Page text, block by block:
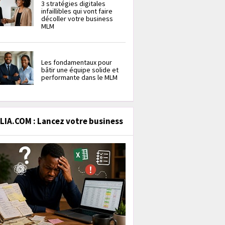
3 stratégies digitales
infaillibles qui vont faire
décoller votre business
MLM
Les fondamentaux pour
bâtir une équipe solide et
performante dans le MLM
: Lancez votre business